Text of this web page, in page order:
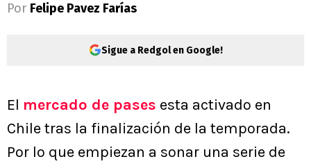
Por Felipe Pavez Farías
Sigue a Redgol en Google!
El mercado de pases esta activado en
Chile tras la finalización de la temporada.
Por lo que empiezan a sonar una serie de